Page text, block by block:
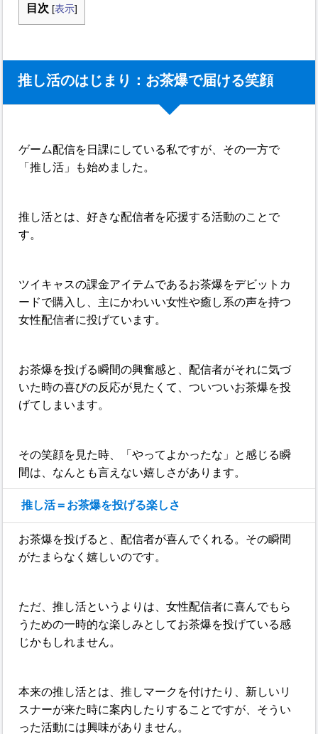
目次 [表示]
推し活のはじまり：お茶爆で届ける笑顔
ゲーム配信を日課にしている私ですが、その一方で
「推し活」も始めました。
推し活とは、好きな配信者を応援する活動のことで
す。
ツイキャスの課金アイテムであるお茶爆をデビットカ
ードで購入し、主にかわいい女性や癒し系の声を持つ
女性配信者に投げています。
お茶爆を投げる瞬間の興奮感と、配信者がそれに気づ
いた時の喜びの反応が見たくて、ついついお茶爆を投
げてしまいます。
その笑顔を見た時、「やってよかったな」と感じる瞬
間は、なんとも言えない嬉しさがあります。
推し活＝お茶爆を投げる楽しさ
お茶爆を投げると、配信者が喜んでくれる。その瞬間
がたまらなく嬉しいのです。
ただ、推し活というよりは、女性配信者に喜んでもら
うための一時的な楽しみとしてお茶爆を投げている感
じかもしれません。
本来の推し活とは、推しマークを付けたり、新しいリ
スナーが来た時に案内したりすることですが、そうい
った活動には興味がありません。